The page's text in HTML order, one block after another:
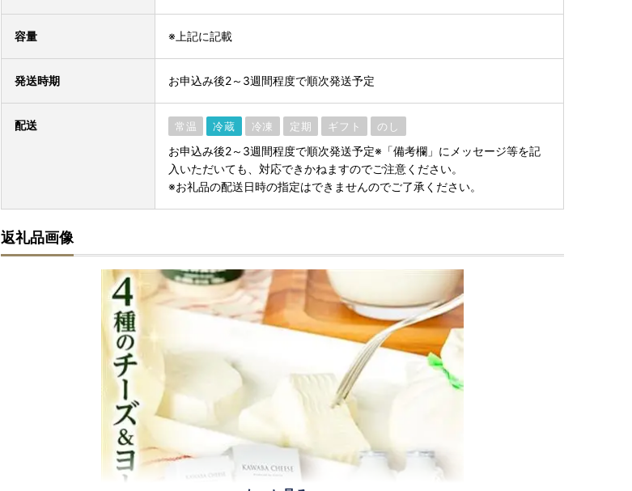
容量 ※上記に記載
発送時期 お申込み後2～3週間程度で順次発送予定
配送 常温 冷蔵 冷凍 定期 ギフト のし
お申込み後2～3週間程度で順次発送予定※「備考欄」にメッセージ等を記
入いただいても、対応できかねますのでご注意ください。
※お礼品の配送日時の指定はできませんのでご了承ください。
返礼品画像